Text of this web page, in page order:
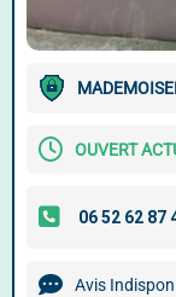
OUVERT
Avis